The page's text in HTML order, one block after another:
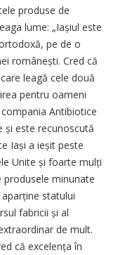
produse de
lume: „Iașiul este
pe de o
românești. Cred că
leagă cele două
pentru oameni
Antibiotice
și este recunoscută
Iași a ieșit peste
Unite și foarte mulți
minunate
statului
fabricii și al
de mult.
că excelența în